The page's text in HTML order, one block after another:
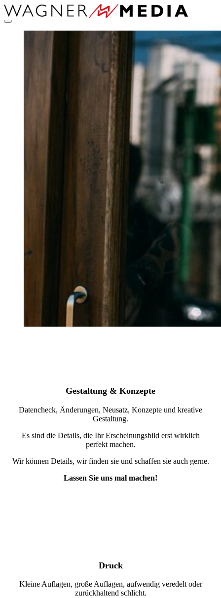
Direkt
zum
Inhalt
Gestaltung & Konzepte
Datencheck, Änderungen, Neusatz, Konzepte und kreative
Gestaltung.
Es sind die Details, die Ihr Erscheinungsbild erst wirklich
perfekt machen.
Wir können Details, wir finden sie und schaffen sie auch gerne.
Lassen Sie uns mal machen!
Druck
Kleine Auflagen, große Auflagen, aufwendig veredelt oder
zurückhaltend schlicht.